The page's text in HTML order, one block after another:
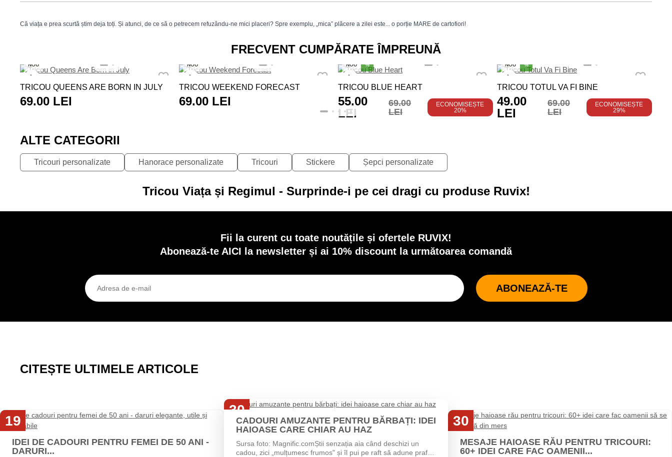
Că viața e prea scurtă știm deja toți. Și atunci, de ce să o petrecem refuzându-ne mici placeri? Spre exemplu, „mica” plăcere a zilei este... o porție MARE de cartofiori!
FRECVENT CUMPĂRATE ÎMPREUNĂ
NOU
TRICOU QUEENS ARE BORN IN JULY
69.00 LEI
NOU
TRICOU WEEKEND FORECAST
69.00 LEI
NOU %
TRICOU BLUE HEART
55.00
LEI
69.00
LEI
ECONOMISEȘTE
20%
NOU %
TRICOU TOTUL VA FI BINE
49.00
LEI
69.00
LEI
ECONOMISEȘTE
29%
ALTE CATEGORII
Tricouri personalizate Hanorace personalizate Tricouri Stickere Șepci personalizate
Tricou Viața și Regimul - Surprinde-i pe cei dragi cu produse Ruvix!
Fii la curent cu toate noutățile și ofertele RUVIX!
Abonează-te AICI la newsletter și ai 10% discount la următoarea comandă
ABONEAZĂ-TE
CITEȘTE ULTIMELE ARTICOLE
19
IDEI DE CADOURI PENTRU FEMEI DE 50 ANI -
DARURI...
30
Iul
CADOURI AMUZANTE PENTRU BĂRBAȚI: IDEI
HAIOASE CARE CHIAR AU HAZ
Sursa foto: Magnific.comȘtii senzația aia când deschizi un
cadou, zici „mulțumesc frumos" și îl pui pe raft să adune praf?
30
MESAJE HAIOASE RĂU PENTRU TRICOURI:
60+ IDEI CARE FAC OAMENII...